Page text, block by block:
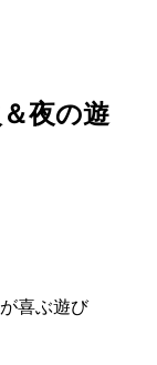
夜の遊
喜ぶ遊び